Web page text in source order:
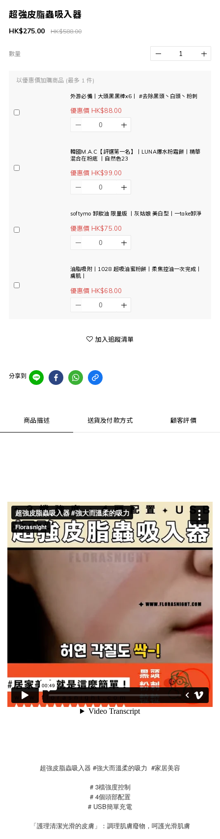
超強皮脂蟲吸入器
HK$588.00
HK$275.00
數量
以優惠價加購商品 (最多 1 件)
外游必備丨大頭黑黑棒x6丨 #去除黑頭丶白頭丶粉刺
優惠價 HK$88.00
韓國M.A.C【評選第一名】丨LUNA爆水粉霜餅丨精華
混合在粉底 丨自然色23
優惠價 HK$99.00
softymo 卸妝油 限量版 丨灰姑娘 美白型丨一take卸淨
優惠價 HK$75.00
油脂吸附丨1028 超吸油蜜粉餅丨柔焦控油一次完成丨
膚肌丨
優惠價 HK$68.00
加入追蹤清單
分享到
商品描述 送貨及付款方式 顧客評價
超強皮脂蟲吸入器 #強大而溫柔的吸力 #家居美容
# 3檔強度控制
# 4個頭部配置
# USB簡單充電
「護理清潔光滑的皮膚」：調理肌膚廢物，呵護光滑肌膚